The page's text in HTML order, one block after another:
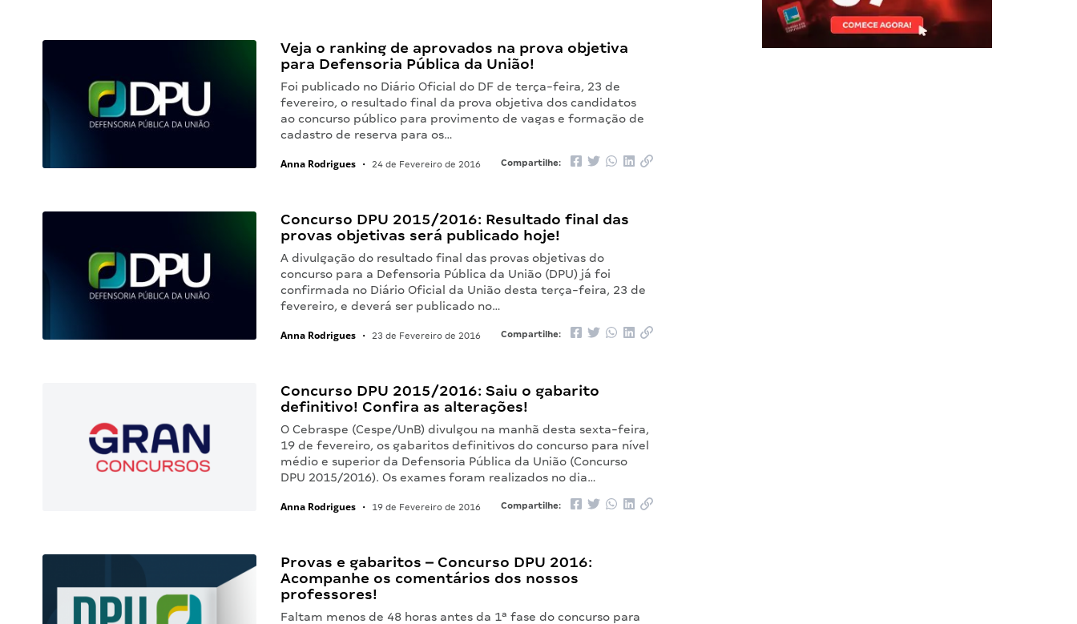
Veja o ranking de aprovados na prova objetiva
para Defensoria Pública da União!
Foi publicado no Diário Oficial do DF de terça-feira, 23 de
fevereiro, o resultado final da prova objetiva dos candidatos
ao concurso público para provimento de vagas e formação de
cadastro de reserva para os…
Anna Rodrigues • 24 de Fevereiro de 2016 Compartilhe:
Concurso DPU 2015/2016: Resultado final das
provas objetivas será publicado hoje!
A divulgação do resultado final das provas objetivas do
concurso para a Defensoria Pública da União (DPU) já foi
confirmada no Diário Oficial da União desta terça-feira, 23 de
fevereiro, e deverá ser publicado no…
Anna Rodrigues • 23 de Fevereiro de 2016 Compartilhe:
Concurso DPU 2015/2016: Saiu o gabarito
definitivo! Confira as alterações!
O Cebraspe (Cespe/UnB) divulgou na manhã desta sexta-feira,
19 de fevereiro, os gabaritos definitivos do concurso para nível
médio e superior da Defensoria Pública da União (Concurso
DPU 2015/2016). Os exames foram realizados no dia…
Anna Rodrigues • 19 de Fevereiro de 2016 Compartilhe:
Provas e gabaritos – Concurso DPU 2016:
Acompanhe os comentários dos nossos
professores!
Faltam menos de 48 horas antes da 1ª fase do concurso para